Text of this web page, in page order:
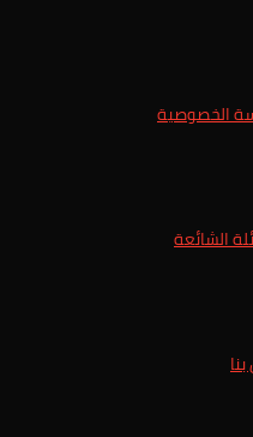
الخصوصية
الشائعة